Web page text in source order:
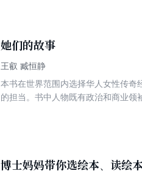
她们的故事
王叡 臧恒静
本书在世界范围内选择华人女性传奇
的担当。书中人物既有政治和商业
书中面目清晰的人物角色，使她们感
博士妈妈带你选绘本、读绘